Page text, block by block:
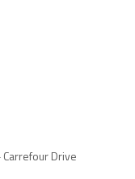
Drive